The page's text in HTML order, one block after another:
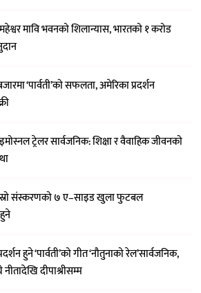
मावि भवनको शिलान्यास, भारतको १ करोड
बजारमा ‘पार्वती’को सफलता, अमेरिका प्रदर्शन
ट्रेलर सार्वजनिक: शिक्षा र वैवाहिक जीवनको
संस्करणको ७ ए–साइड खुला फुटबल
हुने ‘पार्वती’को गीत ‘नौतुनाको रेल’सार्वजनिक,
दीपाश्रीसम्म